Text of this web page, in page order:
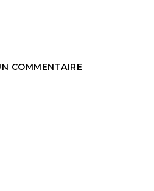
COMMENTAIRE